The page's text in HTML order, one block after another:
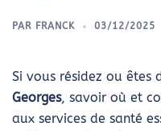
PAR FRANCK 03/12/2025
Si vous résidez ou êtes
Georges, savoir où et
aux services de santé